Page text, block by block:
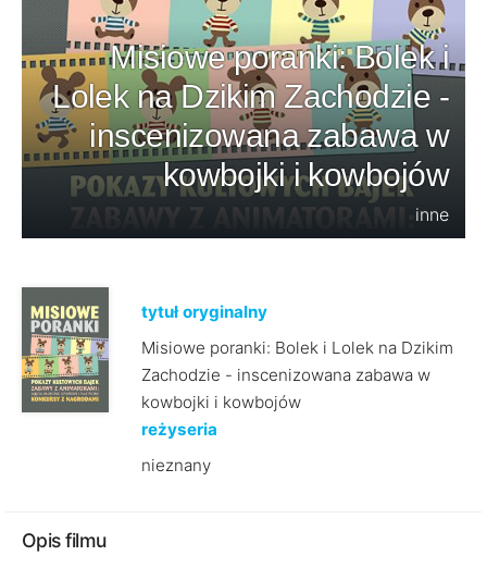
Misiowe poranki: Bolek i
Lolek na Dzikim Zachodzie -
inscenizowana zabawa w
kowbojki i kowbojów
inne
tytuł oryginalny
Misiowe poranki: Bolek i Lolek na Dzikim
Zachodzie - inscenizowana zabawa w
kowbojki i kowbojów
reżyseria
nieznany
Opis filmu